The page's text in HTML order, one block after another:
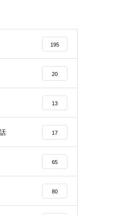
195
20
13
17
65
80